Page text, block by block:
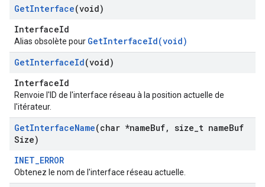
GetInterface(void)
InterfaceId
Alias obsolète pour GetInterfaceId(void)
GetInterfaceId(void)
InterfaceId
Renvoie l'ID de l'interface réseau à la position actuelle de
l'itérateur.
GetInterfaceName(char *nameBuf, size t nameBuf
Size)
INET_ERROR
Obtenez le nom de l'interface réseau actuelle.